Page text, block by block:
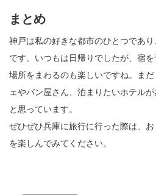
まとめ
神戸は私の好きな都市のひとつであ
です。いつもは日帰りでしたが、宿
場所をまわるのも楽しいですね。ま
ェやパン屋さん、泊まりたいホテル
と思っています。
ぜひぜひ兵庫に旅行に行った際は、
を楽しんでみてください。